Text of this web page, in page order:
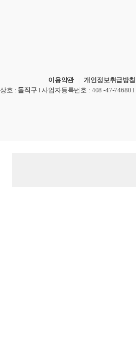
이용약관 |개인정보취급방침
상호 : 돌직구 l사업자등록번호 : 408 -47-74680 l